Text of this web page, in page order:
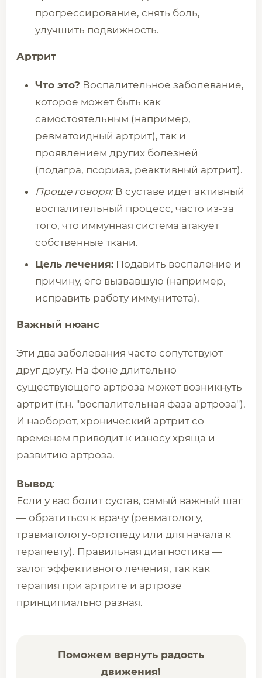
прогрессирование, снять боль,
улучшить подвижность.
Артрит
Что это? Воспалительное заболевание,
которое может быть как
самостоятельным (например,
ревматоидный артрит), так и
проявлением других болезней
(подагра, псориаз, реактивный артрит).
Проще говоря: В суставе идет активный
воспалительный процесс, часто из-за
того, что иммунная система атакует
собственные ткани.
Цель лечения: Подавить воспаление и
причину, его вызвавшую (например,
исправить работу иммунитета).
Важный нюанс
Эти два заболевания часто сопутствуют
друг другу. На фоне длительно
существующего артроза может возникнуть
артрит (т.н. "воспалительная фаза артроза").
И наоборот, хронический артрит со
временем приводит к износу хряща и
развитию артроза.
Вывод:
Если у вас болит сустав, самый важный шаг
— обратиться к врачу (ревматологу,
травматологу-ортопеду или для начала к
терапевту). Правильная диагностика —
залог эффективного лечения, так как
терапия при артрите и артрозе
принципиально разная.
Поможем вернуть радость
движения!